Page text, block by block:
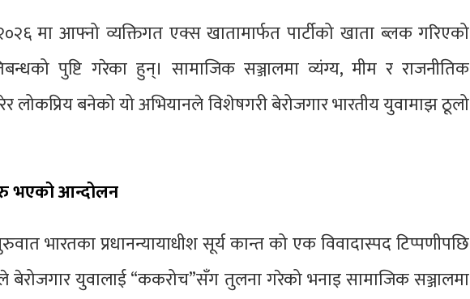
मा आफ्नो व्यक्तिगत एक्स खातामार्फत पार्टीको खाता ब्लक गरिएको
पुष्टि गरेका हुन्। सामाजिक सञ्जालमा व्यंग्य, मीम र राजनीतिक
लोकप्रिय बनेको यो अभियानले विशेषगरी बेरोजगार भारतीय युवामाझ ठूलो
भएको आन्दोलन
भारतका प्रधानन्यायाधीश सूर्य कान्त को एक विवादास्पद टिप्पणीपछि
युवालाई “ककरोच”सँग तुलना गरेको भनाइ सामाजिक सञ्जालमा